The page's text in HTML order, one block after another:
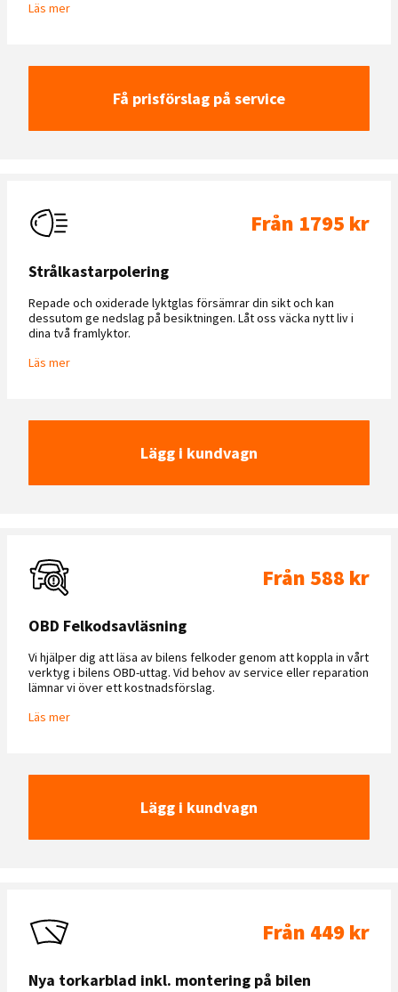
Läs mer
Få prisförslag på service
Strålkastarpolering
Från 1795 kr
Repade och oxiderade lyktglas försämrar din sikt och kan
dessutom ge nedslag på besiktningen. Låt oss väcka nytt liv i
dina två framlyktor.
Läs mer
Lägg i kundvagn
OBD Felkodsavläsning
Från 588 kr
Vi hjälper dig att läsa av bilens felkoder genom att koppla in vårt
verktyg i bilens OBD-uttag. Vid behov av service eller reparation
lämnar vi över ett kostnadsförslag.
Läs mer
Lägg i kundvagn
Nya torkarblad inkl. montering på bilen
Från 449 kr